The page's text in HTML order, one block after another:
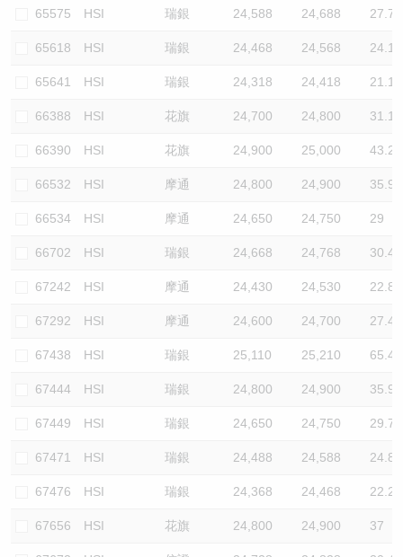
65575 HSI 瑞銀 24,588 24,688 27.7
65618 HSI 瑞銀 24,468 24,568 24.1
65641 HSI 瑞銀 24,318 24,418 21.1
66388 HSI 花旗 24,700 24,800 31.1
66390 HSI 花旗 24,900 25,000 43.2
66532 HSI 摩通 24,800 24,900 35.9
66534 HSI 摩通 24,650 24,750 29
66702 HSI 瑞銀 24,668 24,768 30.4
67242 HSI 摩通 24,430 24,530 22.8
67292 HSI 摩通 24,600 24,700 27.4
67438 HSI 瑞銀 25,110 25,210 65.4
67444 HSI 瑞銀 24,800 24,900 35.9
67449 HSI 瑞銀 24,650 24,750 29.7
67471 HSI 瑞銀 24,488 24,588 24.8
67476 HSI 瑞銀 24,368 24,468 22.2
67656 HSI 花旗 24,800 24,900 37